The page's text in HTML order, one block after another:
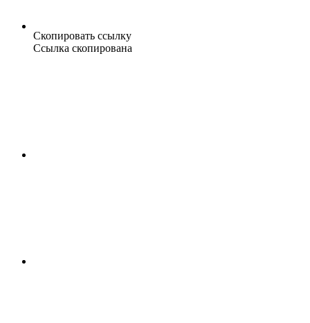
Скопировать ссылку
Ссылка скопирована